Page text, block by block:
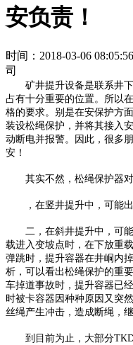
安负责！
时间：2018-03-06 08:05:56
司
矿井提升设备是联系井下
占有十分重要的位置。所以
格的要求。别是在安保护方
装设松绳保护，并将其接入
动断电并报警。因此，很多
安！
其实不然，松绳保护器对
，在竖井提升中，可能出
二，在斜井提升中，可能
载进入变坡点时，在下放重
弹跳时，提升容器在井峒内
析，可以看出松绳保护的重
车掉道事故时，提升容器已
时被卡容器因种种原因又突
丝绳产生冲击，造成断绳，
到目前为止，大部分TKD